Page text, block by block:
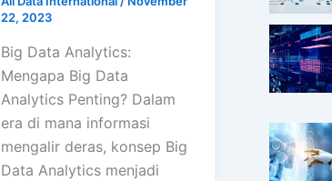
22, 2023
Big Data Analytics:
Mengapa Big Data
Analytics Penting? Dalam
era di mana informasi
mengalir deras, konsep Big
Data Analytics menjadi